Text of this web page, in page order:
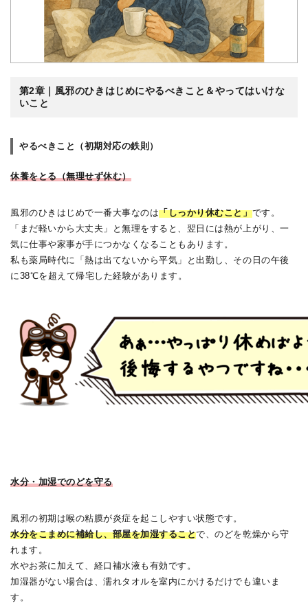
第2章｜風邪のひきはじめにやるべきこと＆やってはいけな
いこと
やるべきこと（初期対応の鉄則）
休養をとる（無理せず休む）
風邪のひきはじめで一番大事なのは「しっかり休むこと」です。
「まだ軽いから大丈夫」と無理をすると、翌日には熱が上がり、一
気に仕事や家事が手につかなくなることもあります。
私も薬局時代に「熱は出てないから平気」と出勤し、その日の午後
に38℃を超えて帰宅した経験があります。
水分・加湿でのどを守る
風邪の初期は喉の粘膜が炎症を起こしやすい状態です。
水分をこまめに補給し、部屋を加湿することで、のどを乾燥から守
れます。
水やお茶に加えて、経口補水液も有効です。
加湿器がない場合は、濡れタオルを室内にかけるだけでも違いま
す。